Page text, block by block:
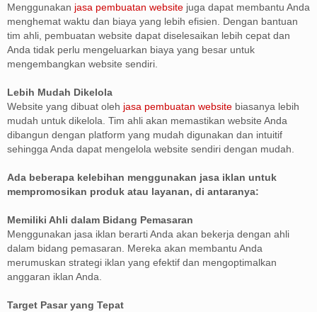
Menggunakan jasa pembuatan website juga dapat membantu Anda
menghemat waktu dan biaya yang lebih efisien. Dengan bantuan
tim ahli, pembuatan website dapat diselesaikan lebih cepat dan
Anda tidak perlu mengeluarkan biaya yang besar untuk
mengembangkan website sendiri.
Lebih Mudah Dikelola
Website yang dibuat oleh jasa pembuatan website biasanya lebih
mudah untuk dikelola. Tim ahli akan memastikan website Anda
dibangun dengan platform yang mudah digunakan dan intuitif
sehingga Anda dapat mengelola website sendiri dengan mudah.
Ada beberapa kelebihan menggunakan jasa iklan untuk
mempromosikan produk atau layanan, di antaranya:
Memiliki Ahli dalam Bidang Pemasaran
Menggunakan jasa iklan berarti Anda akan bekerja dengan ahli
dalam bidang pemasaran. Mereka akan membantu Anda
merumuskan strategi iklan yang efektif dan mengoptimalkan
anggaran iklan Anda.
Target Pasar yang Tepat